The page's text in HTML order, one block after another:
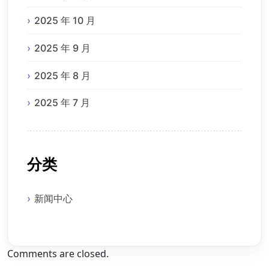
2025 年 10 月
2025 年 9 月
2025 年 8 月
2025 年 7 月
分类
新闻中心
Comments are closed.